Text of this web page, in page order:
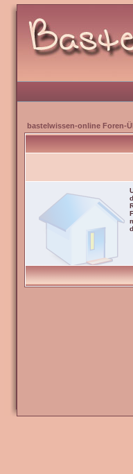
bastelwissen-online Foren-